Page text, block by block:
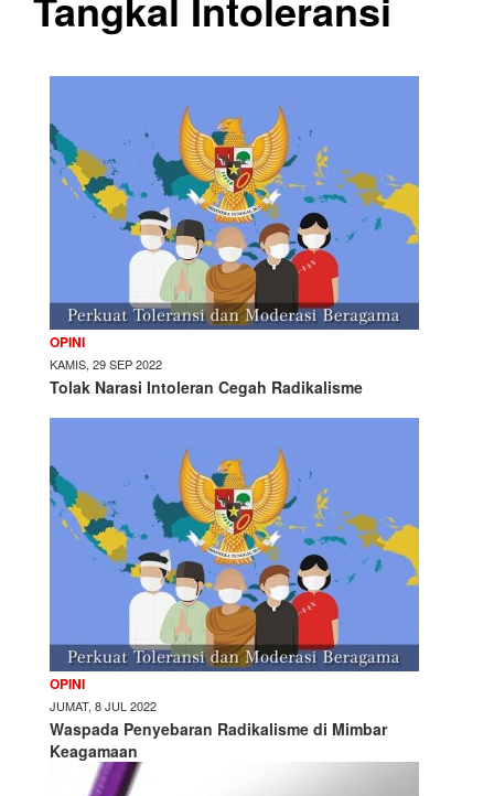
OPINI
KAMIS, 29 SEP 2022
Tolak Narasi Intoleran Cegah Radikalisme
OPINI
JUMAT, 8 JUL 2022
Waspada Penyebaran Radikalisme di Mimbar
Keagamaan